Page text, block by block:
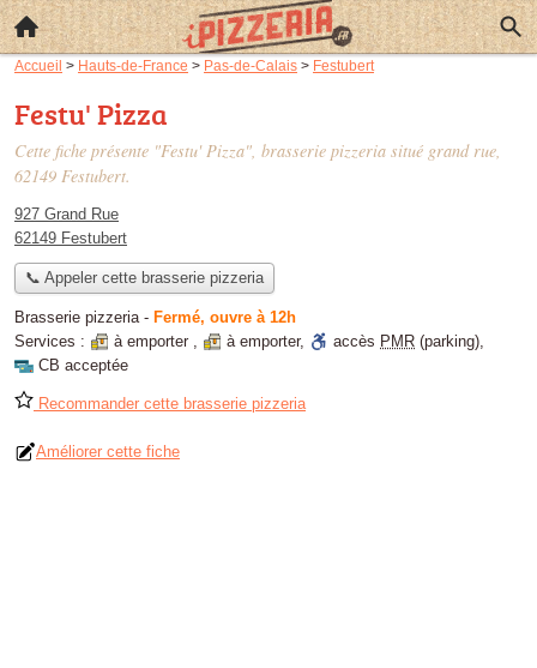
Accueil > Hauts-de-France > Pas-de-Calais > Festubert
Festu' Pizza
Cette fiche présente "Festu' Pizza", brasserie pizzeria situé grand rue,
62149 Festubert.
927 Grand Rue
62149 Festubert
📞 Appeler cette brasserie pizzeria
Brasserie pizzeria- Fermé, ouvre à 12h
Services :
à emporter , à emporter, accès PMR (parking),
CB acceptée
Recommander cette brasserie pizzeria
Améliorer cette fiche